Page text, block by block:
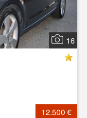
16
12.500 €